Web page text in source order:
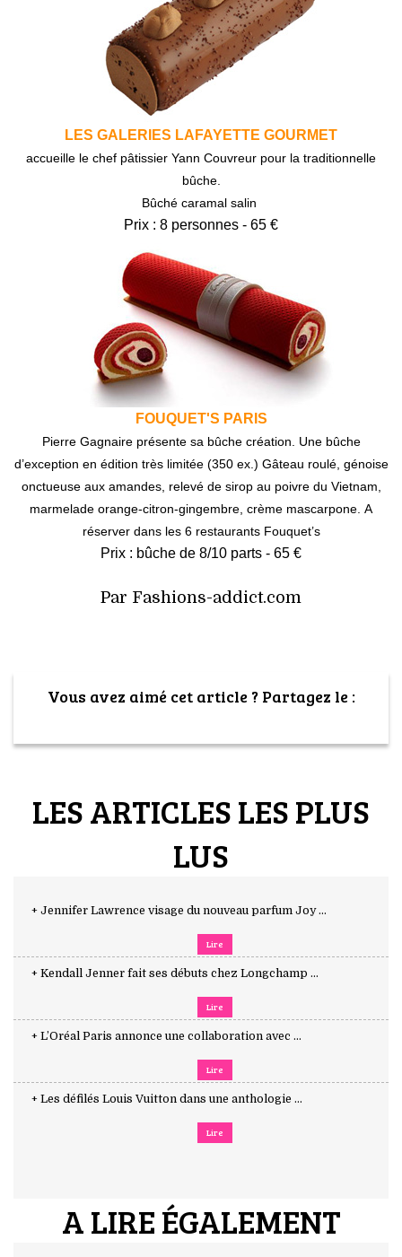
LES GALERIES LAFAYETTE GOURMET
accueille le chef pâtissier Yann Couvreur pour la traditionnelle
bûche.
Bûché caramal salin
Prix : 8 personnes - 65 €
FOUQUET'S PARIS
Pierre Gagnaire présente sa bûche création. Une bûche
d’exception en édition très limitée (350 ex.) Gâteau roulé, génoise
onctueuse aux amandes, relevé de sirop au poivre du Vietnam,
marmelade orange-citron-gingembre, crème mascarpone. A
réserver dans les 6 restaurants Fouquet’s
Prix : bûche de 8/10 parts - 65 €
Par Fashions-addict.com
Vous avez aimé cet article ? Partagez le :
LES ARTICLES LES PLUS
LUS
+ Jennifer Lawrence visage du nouveau parfum Joy ...
Lire
+ Kendall Jenner fait ses débuts chez Longchamp ...
Lire
+ L’Oréal Paris annonce une collaboration avec ...
Lire
+ Les défilés Louis Vuitton dans une anthologie ...
Lire
A LIRE ÉGALEMENT